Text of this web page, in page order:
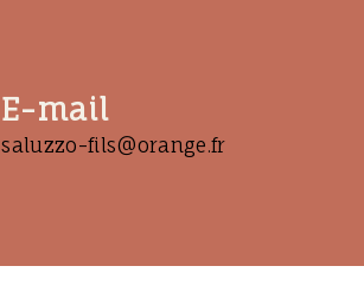
E-mail
saluzzo-fils@orange.fr